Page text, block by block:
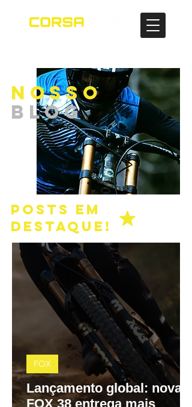
NOSSO
BLOG
POSTS EM
DESTAQUE!
Lançamento global: nova
FOX 38 entrega mais
FOX